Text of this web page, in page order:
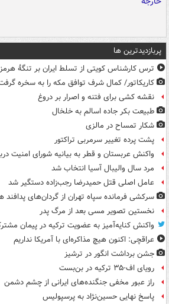
پربازدیدترین ها
ترس کارشناس کویتی از تسلط ایران بر تنگۀ هرمز
کاریکاتور/ کمال شرف توافق مکه را به سخره
نقشه کشی برای فتنه و اصرار بر دروغ
طبیعت بکر جاده اسالم به خلخال
شکار تمساح در مالزی
پشت پرده تغییر سرمربی تراکتور
واکنش عربستان و قطر به بیانیه شورای امنیت
مرد سال والیبال آسیا انتخاب شد
عامل اصلی قتل حمیدرضا رجب‌زاده دستگیر شد
سرکشی فرمانده سپاه تهران از گردان‌های پدافند
نخستین تصویر مسی بعد از مرگ پدر
واکنش کنایه‌آمیز به عضویت ترکیه در پیمان
عراقچی: اکنون هیچ مذاکره‌ای با آمریکا نداریم
جشن برداشت انگور در ترشیز
رویای اف-۳۵ ترکیه در بن‌بست
راز عبور مخفی جنگنده‌های ایرانی از چشم دشمن
پاسخ نهایی حسین‌نژاد به پرسپولیس